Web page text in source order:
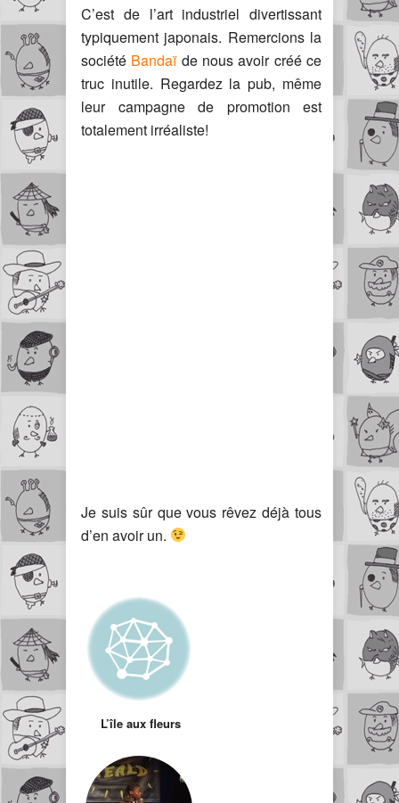
C’est de l’art industriel divertissant
typiquement japonais. Remercions la
société Bandaïde nous avoir créé ce
truc inutile. Regardez la pub, même
leur campagne de promotion est
totalement irréaliste!
Je suis sûr que vous rêvez déjà tous
d’en avoir un.
L’île aux fleurs